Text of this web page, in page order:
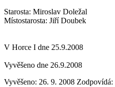
Starosta: Miroslav Doležal
Místostarosta: Jiří Doubek
V Horce I dne 25.9.2008
Vyvěšeno dne 26.9.2008
Vyvěšeno: 26. 9. 2008 Zodpovídá: